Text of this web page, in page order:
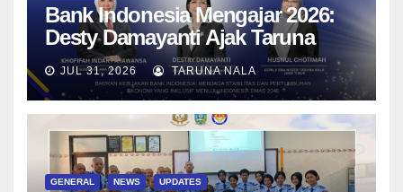
Bank Indonesia Mengajar 2026:
Desty Damayanti Ajak Taruna
SMAN Taruna Nala Jawa Timur
Menjadi Generasi Pemimpin
Berwawasan Global
JUL 31, 2026 TARUNA NALA
GENERAL NEWS UPDATES